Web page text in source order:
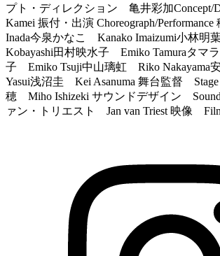
プト・ディレクション 亀井彩加Concept/
Kamei 振付・出演 Choreograph/
Inada今泉かなこ Kanako Imaizumi小林明
Kobayashi田村映水子 Emiko Tamuraタマ
子 Emiko Tsuji中山璃虹 Riko Nakayama
Yasui浅沼圭 Kei Asanuma 舞台監督 Stage
穂 Miho Ishizeki サウンドデザイン Sound
ァン・トリエスト Jan van Triest 映像